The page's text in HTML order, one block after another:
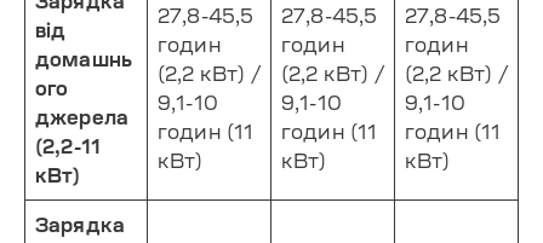
від
домашнь
ого
джерела
(2,2-11
кВт)
27,8-45,5
годин
(2,2 кВт) /
9,1-10
годин (11
кВт)
27,8-45,5
годин
(2,2 кВт) /
9,1-10
годин (11
кВт)
27,8-45,5
годин
(2,2 кВт) /
9,1-10
годин (11
кВт)
Зарядка